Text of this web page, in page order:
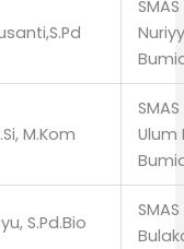
M.Kom
Ulum
S.Pd.Bio